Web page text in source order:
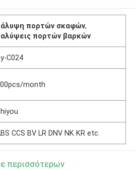
πορτών σκαφών,
πορτών βαρκών
C024
month
CCS BV LR DNV NK KR etc.
περισσότερων